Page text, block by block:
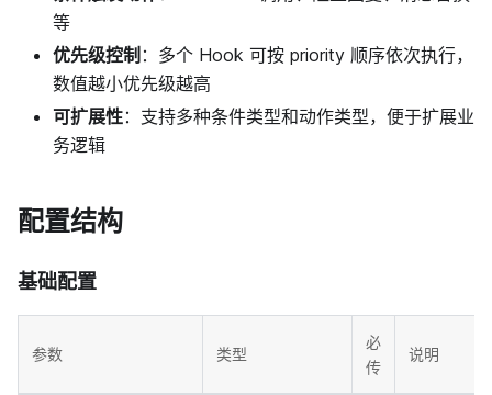
等
优先级控制 ：多个 Hook 可按 priority 顺序依次执行，
数值越小优先级越高
可扩展性：支持多种条件类型和动作类型，便于扩展业
务逻辑
配置结构
基础配置
参数 类型
必
传
说明